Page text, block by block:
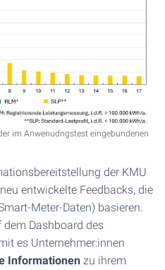
im Anwenudngstest eingebundenen
der KMU
entwickelte Feedbacks, die
Meter-Daten) basieren.
dem Dashboard des
es Unternehmer:innen
Informationen zu ihrem